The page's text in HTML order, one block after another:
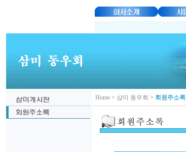
Home > 삼미 동우회 > 회원주소록